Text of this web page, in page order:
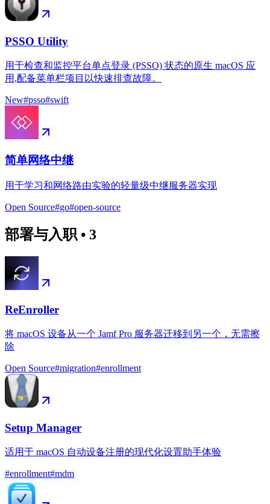
PSSO Utility
用于检查和监控平台单点登录 (PSSO) 状态的原生 macOS 应
用,配备菜单栏项目以快速排查故障。
New#psso#swift
简单网络中继
用于学习和网络路由实验的轻量级中继服务器实现
Open Source#go#open-source
部署与入职 • 3
ReEnroller
将 macOS 设备从一个 Jamf Pro 服务器迁移到另一个，无需擦
除
Open Source#migration#enrollment
Setup Manager
适用于 macOS 自动设备注册的现代化设置助手体验
#enrollment#mdm